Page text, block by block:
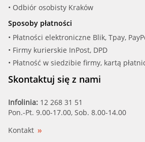
• Odbiór osobisty Kraków
Sposoby płatności
• Płatności elektroniczne Blik, Tpay,
• Firmy kurierskie InPost, DPD
• Płatność w siedzibie firmy, kartą
Skontaktuj się z nami
Infolinia: 12 268 31 51
Pon.-Pt. 9.00-17.00, Sob. 8.00-14.00
Kontakt